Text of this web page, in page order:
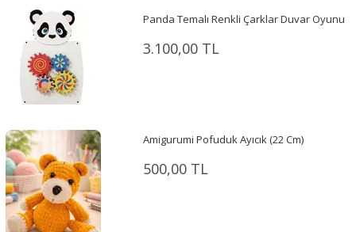
Panda Temalı Renkli Çarklar Duvar Oyunu
3.100,00 TL
Amigurumi Pofuduk Ayıcık (22 Cm)
500,00 TL